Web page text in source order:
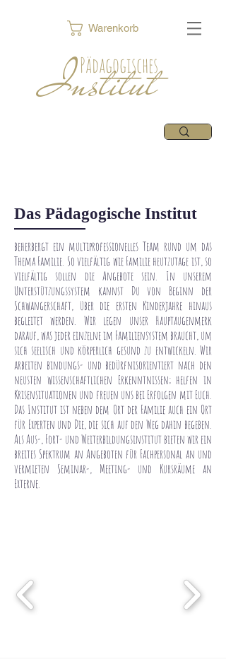
Warenkorb
Pädagogisches
Institut
Das Pädagogische Institut
beherbergt ein multiprofessionelles Team rund um das
Thema Familie. So vielfältig wie Familie heutzutage ist, so
vielfältig sollen die Angebote sein. In unserem
Unterstützungssystem kannst Du von Beginn der
Schwangerschaft, über die ersten Kinderjahre hinaus
begleitet werden. Wir legen unser Hauptaugenmerk
darauf, was jeder einzelne im Familiensystem braucht, um
sich seelisch und körperlich gesund zu entwickeln. Wir
arbeiten bindungs- und bedürfnisorientiert nach den
neusten wissenschaftlichen Erkenntnissen; helfen in
Krisensituationen und freuen uns bei Erfolgen mit Euch.
Das Institut ist neben dem Ort der Familie auch ein Ort
für Experten und Die, die sich auf den Weg dahin begeben.
Als Aus-, Fort- und Weiterbildungsinstitut bieten wir ein
breites Spektrum an Angeboten für Fachpersonal an und
vermieten Seminar-, Meeting- und Kursräume an
Externe.